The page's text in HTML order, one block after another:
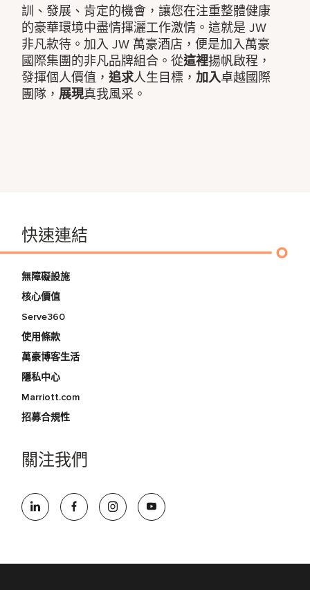
訓、發展、肯定的機會，讓您在注重整體健康
的豪華環境中盡情揮灑工作激情。這就是 JW
非凡款待。加入 JW 萬豪酒店，便是加入萬豪
國際集團的非凡品牌組合。從這裡揚帆啟程，
發揮個人價值，追求人生目標，加入卓越國際
團隊， 展現真我風采。
快速連結
無障礙設施
核心價值
Serve360
使用條款
萬豪博客生活
隱私中心
Marriott.com
招募合規性
關注我們